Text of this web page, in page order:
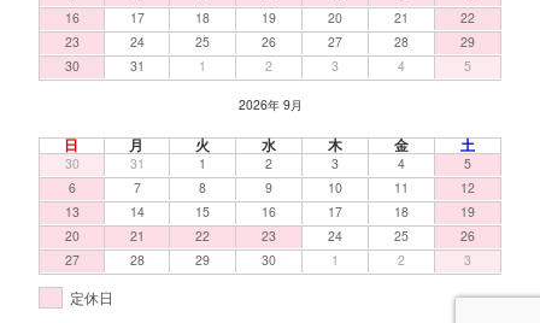
16
17 18 19 20 21
22
23
24 25 26 27 28
29
30
31 1 2 3 4 5
2026年 9月
日 月 火 水 木 金 土
30 31 1 2 3 4
5
6
7 8 9 10 11
12
13
14 15 16 17 18
19
20
21 22 23 24 25
26
27
28 29 30 1 2 3
定休日